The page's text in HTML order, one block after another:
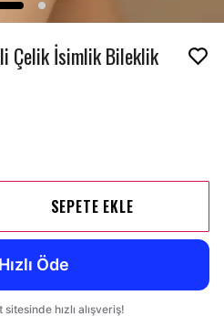
Çelik İsimlik Bileklik
SEPETE EKLE